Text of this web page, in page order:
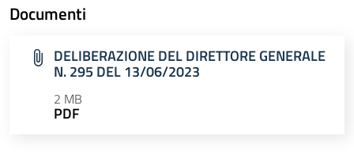
Documenti
DELIBERAZIONE DEL DIRETTORE GENERALE
N. 295 DEL 13/06/2023
2 MB
PDF